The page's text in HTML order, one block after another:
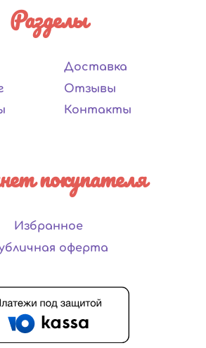
Разделы
Доставка
Отзывы
Контакты
покупателя
Избранное
оферта